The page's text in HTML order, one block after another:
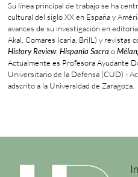
Su línea principal de trabajo se ha
cultural del siglo XX en España y
avances de su investigación en
Akal, Comares Icaria, BrilL) y revistas
History Review, Hispania Sacra o
Actualmente es Profesora Ayudante
Universitario de la Defensa (CUD) -
adscrito a la Universidad de Zaragoza.